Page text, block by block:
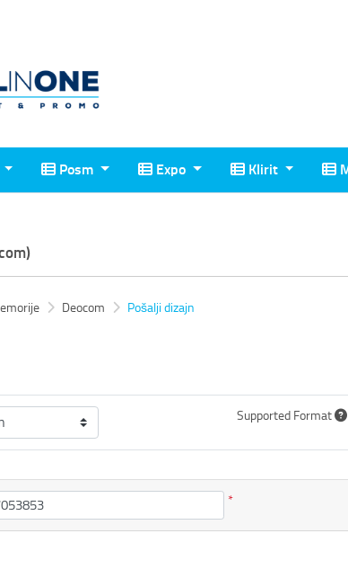
Posm
Posm Expo
Expo Klirit
Klirit
Deocom Pošalji dizajn
Supported Format
*